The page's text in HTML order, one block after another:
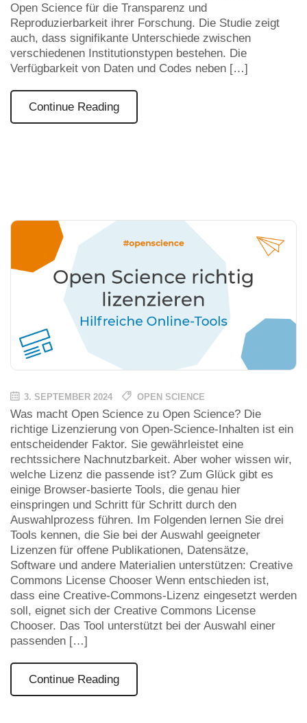
Open Science für die Transparenz und
Reproduzierbarkeit ihrer Forschung. Die Studie zeigt
auch, dass signifikante Unterschiede zwischen
verschiedenen Institutionstypen bestehen. Die
Verfügbarkeit von Daten und Codes neben […]
Continue Reading
3. SEPTEMBER 2024 OPEN SCIENCE
Was macht Open Science zu Open Science? Die
richtige Lizenzierung von Open-Science-Inhalten ist ein
entscheidender Faktor. Sie gewährleistet eine
rechtssichere Nachnutzbarkeit. Aber woher wissen wir,
welche Lizenz die passende ist? Zum Glück gibt es
einige Browser-basierte Tools, die genau hier
einspringen und Schritt für Schritt durch den
Auswahlprozess führen. Im Folgenden lernen Sie drei
Tools kennen, die Sie bei der Auswahl geeigneter
Lizenzen für offene Publikationen, Datensätze,
Software und andere Materialien unterstützen: Creative
Commons License Chooser Wenn entschieden ist,
dass eine Creative-Commons-Lizenz eingesetzt werden
soll, eignet sich der Creative Commons License
Chooser. Das Tool unterstützt bei der Auswahl einer
passenden […]
Continue Reading